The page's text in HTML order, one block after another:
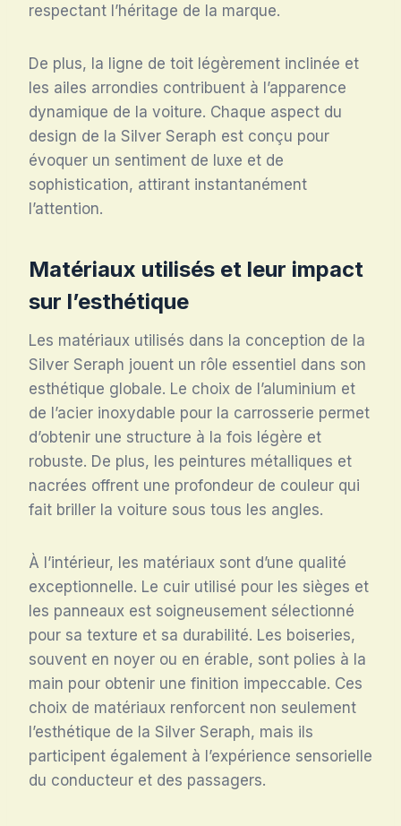
respectant l’héritage de la marque.
De plus, la ligne de toit légèrement inclinée et
les ailes arrondies contribuent à l’apparence
dynamique de la voiture. Chaque aspect du
design de la Silver Seraph est conçu pour
évoquer un sentiment de luxe et de
sophistication, attirant instantanément
l’attention.
Matériaux utilisés et leur impact
sur l’esthétique
Les matériaux utilisés dans la conception de la
Silver Seraph jouent un rôle essentiel dans son
esthétique globale. Le choix de l’aluminium et
de l’acier inoxydable pour la carrosserie permet
d’obtenir une structure à la fois légère et
robuste. De plus, les peintures métalliques et
nacrées offrent une profondeur de couleur qui
fait briller la voiture sous tous les angles.
À l’intérieur, les matériaux sont d’une qualité
exceptionnelle. Le cuir utilisé pour les sièges et
les panneaux est soigneusement sélectionné
pour sa texture et sa durabilité. Les boiseries,
souvent en noyer ou en érable, sont polies à la
main pour obtenir une finition impeccable. Ces
choix de matériaux renforcent non seulement
l’esthétique de la Silver Seraph, mais ils
participent également à l’expérience sensorielle
du conducteur et des passagers.